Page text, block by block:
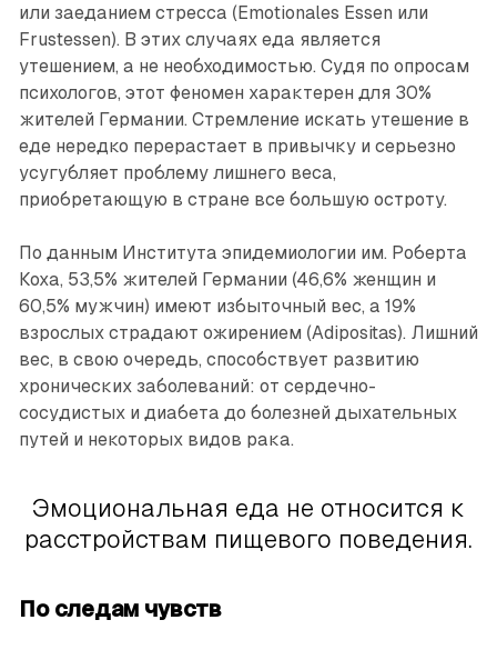
или заеданием стресса (Emotionales Essen или
Frustessen). В этих случаях еда является
утешением, а не необходимостью. Судя по опросам
психологов, этот феномен характерен для 30%
жителей Германии. Стремление искать утешение в
еде нередко перерастает в привычку и серьезно
усугубляет проблему лишнего веса,
приобретающую в стране все большую остроту.
По данным Института эпидемиологии им. Роберта
Коха, 53,5% жителей Германии (46,6% женщин и
60,5% мужчин) имеют избыточный вес, а 19%
взрослых страдают ожирением (Adipositas). Лишний
вес, в свою очередь, способствует развитию
хронических заболеваний: от сердечно-
сосудистых и диабета до болезней дыхательных
путей и некоторых видов рака.
Эмоциональная еда не относится к
расстройствам пищевого поведения.
По следам чувств